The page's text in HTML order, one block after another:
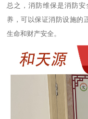
总之，消防维保是消防
养，可以保证消防设施的
生命和财产安全。